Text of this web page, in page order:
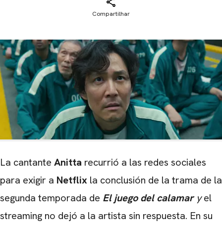
Compartilhar
La cantante Anitta recurrió a las redes sociales
para exigir a Netflix la conclusión de la trama de la
segunda temporada de El juego del calamar yel
streaming no dejó a la artista sin respuesta. En su